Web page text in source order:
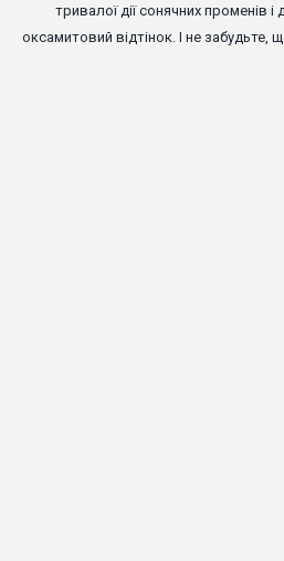
тривалої дії сонячних променів
оксамитовий відтінок. І не забудьте,